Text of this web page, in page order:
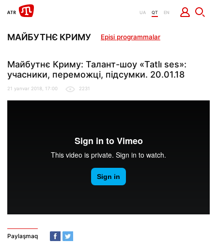
UA QT EN
МАЙБУТНЄ КРИМУ Episi programmalar
Майбутнє Криму: Талант-шоу «Tatlı ses»:
учасники, переможці, підсумки. 20.01.18
21 yanvar 2018, 17:00 2231
Paylaşmaq